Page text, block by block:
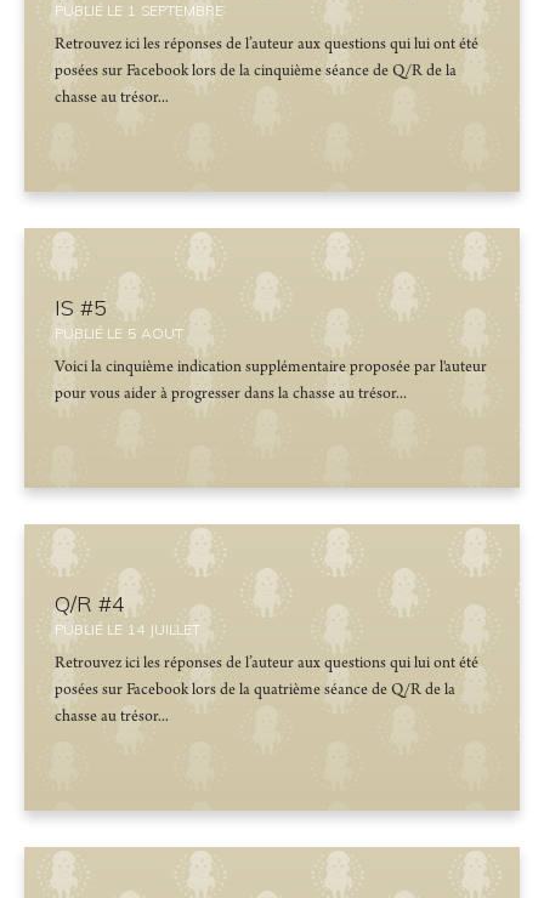
PUBLIÉ LE 1 SEPTEMBRE
Retrouvez ici les réponses de l’auteur aux questions qui lui ont été
posées sur Facebook lors de la cinquième séance de Q/R de la
chasse au trésor...
IS #5
PUBLIÉ LE 5 AOUT
Voici la cinquième indication supplémentaire proposée par l'auteur
pour vous aider à progresser dans la chasse au trésor...
Q/R #4
PUBLIÉ LE 14 JUILLET
Retrouvez ici les réponses de l’auteur aux questions qui lui ont été
posées sur Facebook lors de la quatrième séance de Q/R de la
chasse au trésor...